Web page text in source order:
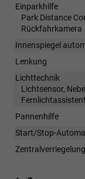
Einparkhilfe
Park Distance
Rückfahrkamera
Innenspiegel
Lenkung
Lichttechnik
Lichtsensor,
Pannenhilfe
Start/Stop-
Zentralverriegelung